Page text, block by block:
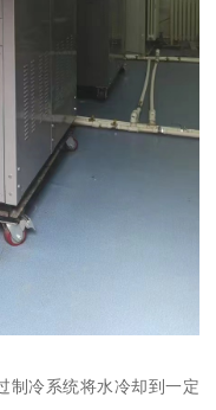
制冷系统将水冷却到一定